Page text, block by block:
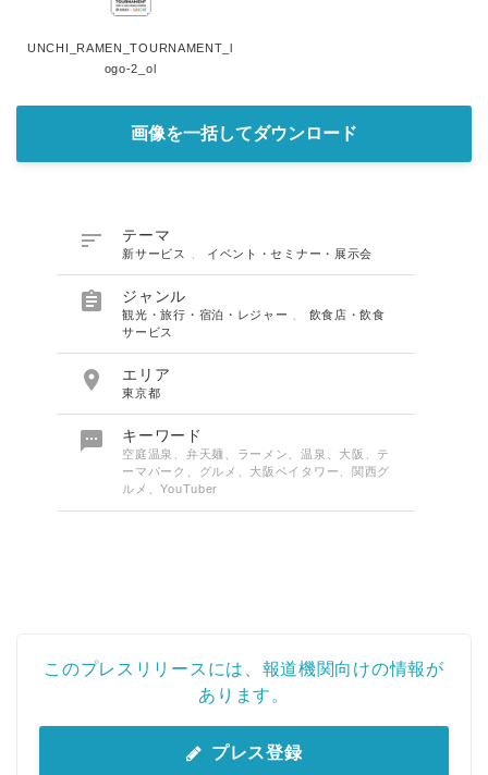
UNCHI_RAMEN_TOURNAMENT_l
ogo-2_ol
画像を一括してダウンロード
 テーマ
新サービス イベント・セミナー・展示会
 ジャンル
観光・旅行・宿泊・レジャー
飲食店・飲食
サービス
 エリア
東京都
 キーワード
空庭温泉、弁天麺、ラーメン、温泉、大阪、テ
ーマパーク、グルメ、大阪ベイタワー、関西グ
ルメ、YouTuber
このプレスリリースには、報道機関向けの情報が
あります。
プレス登録